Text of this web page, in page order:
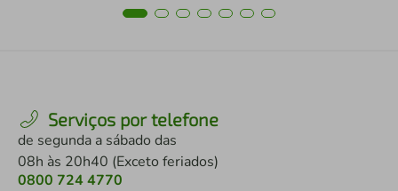
Serviços por telefone
de segunda a sábado das
08h às 20h40 (Exceto feriados)
0800 724 4770